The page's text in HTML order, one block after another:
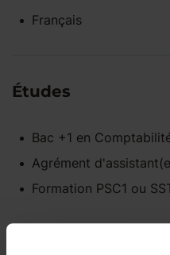
Français
Études
Bac +1 en
Agrément
Formation PSC1 ou